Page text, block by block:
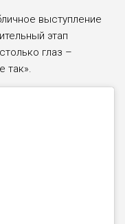
выступление
этап
глаз –
так».